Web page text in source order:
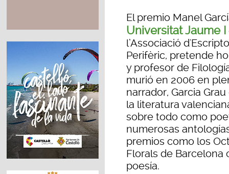
El premio Manel
Universitat Jaume I
l’Associació
Perifèric, pretende
y profesor de
murió en 2006 en
narrador, Garcia
la literatura
sobre todo como
numerosas
premios como los
Florals de Barcelona
poesía.